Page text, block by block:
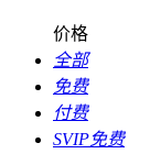
价格
全部
免费
付费
SVIP免费